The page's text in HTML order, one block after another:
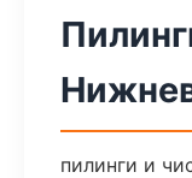
пилинги и